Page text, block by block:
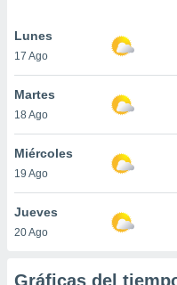
similares
como
sitio
de
traten tus
en
interés
su
Lunes
17 Ago
Martes
18 Ago
Miércoles
19 Ago
Jueves
20 Ago
Gráficas del